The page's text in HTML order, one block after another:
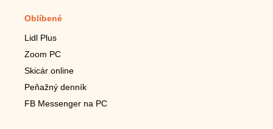
Oblíbené
Lidl Plus
Zoom PC
Skicár online
Peňažný denník
FB Messenger na PC